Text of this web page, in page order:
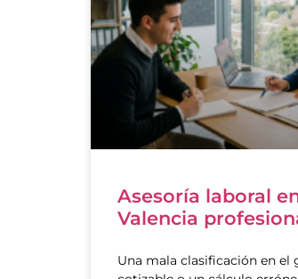
Asesoría laboral
Valencia
Una mala clasificación en el